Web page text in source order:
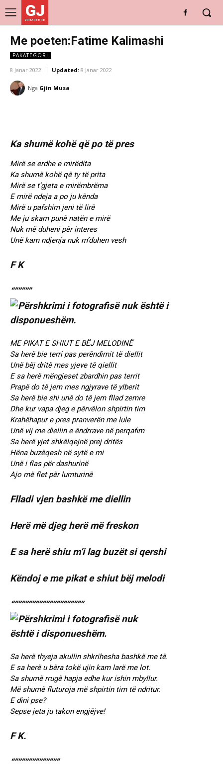
GJ
DRITARE E RE
Me poeten:Fatime Kalimashi
PAKATEGORI
8 Janar 2022 Updated: 8 Janar 2022
Nga Gjin Musa
Ka shumë kohë që po të pres
Mirë se erdhe e mirëdita
Ka shumë kohë që ty të prita
Mirë se t’gjeta e mirëmbrëma
E mirë ndeja a po ju kënda
Mirë u pafshim jeni të lirë
Me ju skam punë natën e mirë
Nuk më duheni për interes
Unë kam ndjenja nuk m’duhen vesh
F K
“”””””
ME PIKAT E SHIUT E BËJ MELODINË
Sa herë bie terri pas perëndimit të diellit
Unë bëj dritë mes yjeve të qiellit
E sa herë mëngjeset zbardhin pas territ
Prapë do të jem mes ngjyrave të ylberit
Sa herë bie shi unë do të jem fllad zemre
Dhe kur vapa djeg e përvëlon shpirtin tim
Krahëhapur e pres pranverën me lule
Unë vij me diellin e ëndrrave në perqafim
Sa herë yjet shkëlqejnë prej dritës
Hëna buzëqesh në sytë e mi
Unë i flas për dashurinë
Ajo më flet për lumturinë
Flladi vjen bashkë me diellin
Herë më djeg herë më freskon
E sa herë shiu m’i lag buzët si qershi
Këndoj e me pikat e shiut bëj melodi
“””””””””””””””””””””
Sa herë thyeja akullin shkrihesha bashkë me të.
E sa herë u bëra tokë ujin kam larë me lot.
Sa shumë rrugë hapja edhe kur ishin mbyllur.
Më shumë fluturoja më shpirtin tim të ndritur.
E dini pse?
Sepse jeta ju takon engjëjve!
F K.
“”””””””””””””